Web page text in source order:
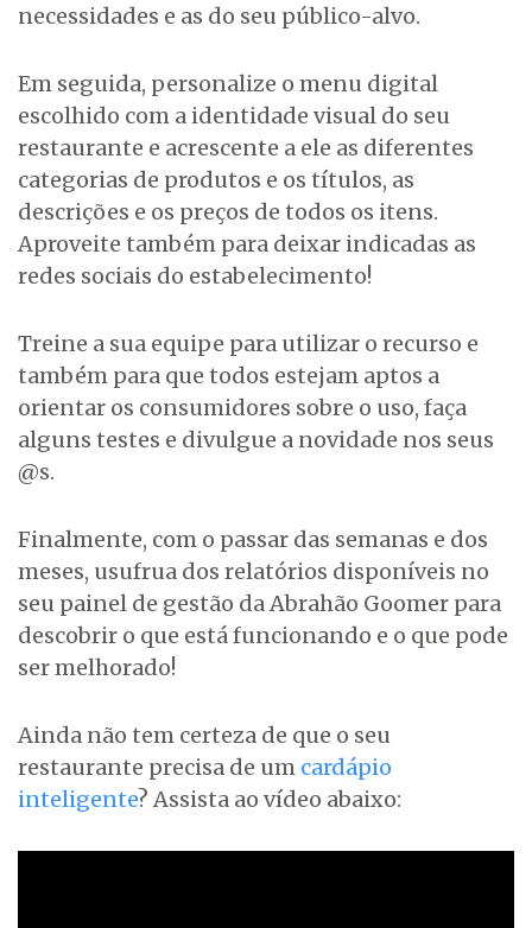
necessidades e as do seu público-alvo.
Em seguida, personalize o menu digital
escolhido com a identidade visual do seu
restaurante e acrescente a ele as diferentes
categorias de produtos e os títulos, as
descrições e os preços de todos os itens.
Aproveite também para deixar indicadas as
redes sociais do estabelecimento!
Treine a sua equipe para utilizar o recurso e
também para que todos estejam aptos a
orientar os consumidores sobre o uso, faça
alguns testes e divulgue a novidade nos seus
@s.
Finalmente, com o passar das semanas e dos
meses, usufrua dos relatórios disponíveis no
seu painel de gestão da Abrahão Goomer para
descobrir o que está funcionando e o que pode
ser melhorado!
Ainda não tem certeza de que o seu
restaurante precisa de um cardápio
inteligente? Assista ao vídeo abaixo: